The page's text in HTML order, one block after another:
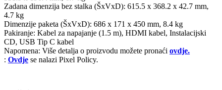
Zadana dimenzija bez stalka (ŠxVxD): 615.5 x 368.2 x 42.7 mm,
4.7 kg
Dimenzije paketa (ŠxVxD): 686 x 171 x 450 mm, 8.4 kg
Pakiranje: Kabel za napajanje (1.5 m), HDMI kabel, Instalacijski
CD, USB Tip C kabel
Napomena: Više detalja o proizvodu možete pronaći ovdje.
: Ovdje se nalazi Pixel Policy.